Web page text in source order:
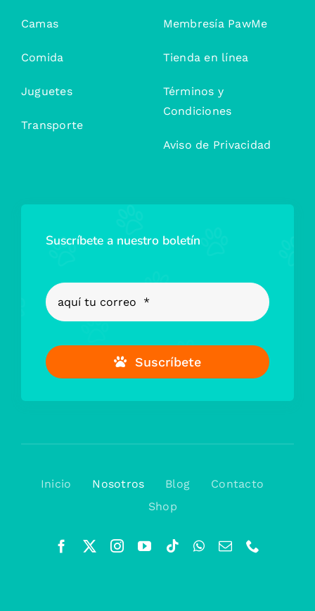
Camas
Comida
Juguetes
Transporte
Membresía PawMe
Tienda en línea
Términos y
Condiciones
Aviso de Privacidad
Suscríbete a nuestro boletín
Suscríbete
Inicio Nosotros Blog
Contacto
Shop